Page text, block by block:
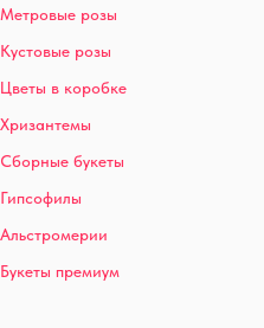
Метровые розы
Кустовые розы
Цветы в коробке
Хризантемы
Сборные букеты
Гипсофилы
Альстромерии
Букеты премиум